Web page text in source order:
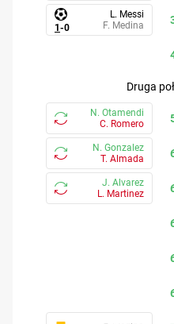
1 -0
L. Messi
F. Medina
druga
N. Otamendi
C. Romero
N. Gonzalez
T. Almada
J. Alvarez
L. Martinez